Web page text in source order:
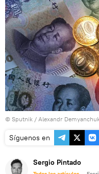
© Sputnik / Alexandr
Síguenos en
Sergio Pintado